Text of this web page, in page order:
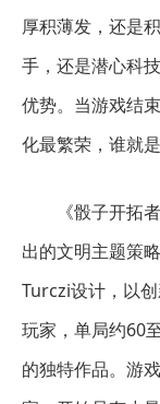
厚积薄发，还是
手，还是潜心科
优势。当游戏结
化最繁荣，谁就
《骰子开拓
出的文明主题策
Turczi设计，以
玩家，单局约60
的独特作品。游